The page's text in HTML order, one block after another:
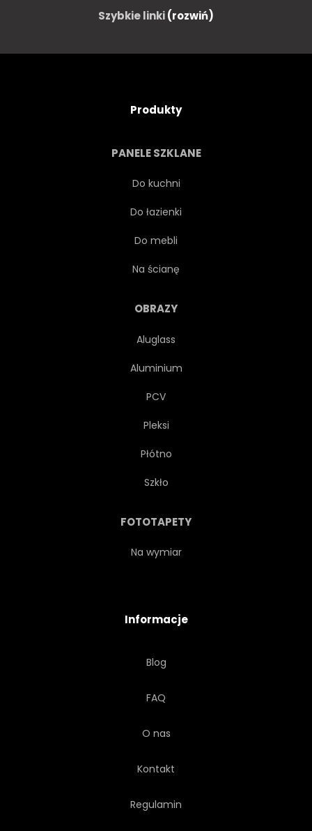
TŁO ZIELONY
WSCHODY LATO
POMARAŃCZOWY
PANORAMICZNY
TRAWA
Szybkie linki(rozwiń)
Produkty
PANELE SZKLANE
Do kuchni
Do łazienki
Do mebli
Na ścianę
OBRAZY
Aluglass
Aluminium
PCV
Pleksi
Płótno
Szkło
FOTOTAPETY
Na wymiar
Informacje
Blog
FAQ
O nas
Kontakt
Regulamin